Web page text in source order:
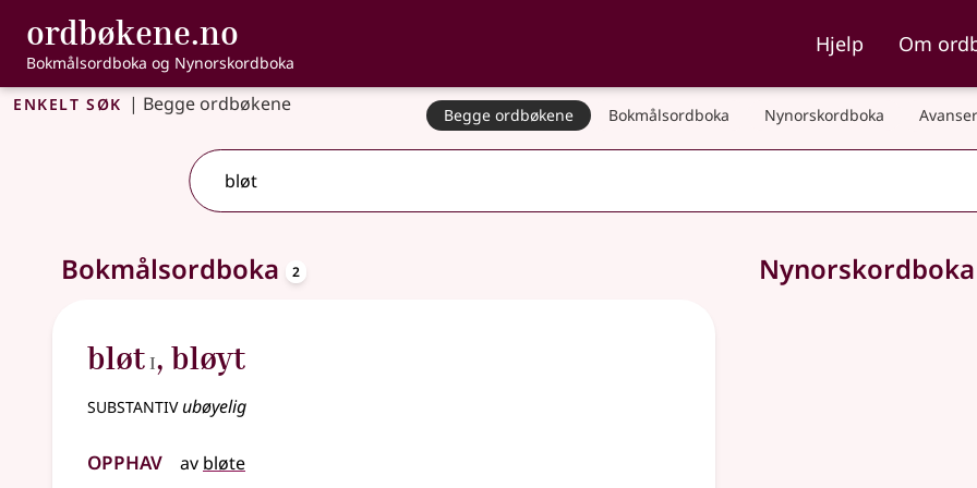
Gå til hovudinnhald
Tilgjenge
ordbøkene.no , Bokmålsordboka og Nynorskordboka
Bokmålsordboka og Nynorskordboka
Hjelp Om
Enkelt søk | Begge ordbøkene Begge ordbøkene Bokmålsordboka Nynorskordboka
Bokmålsordboka 2
bløt I, bløyt
substantivubøyelig
Opphav av bløte
Nynorskordboka